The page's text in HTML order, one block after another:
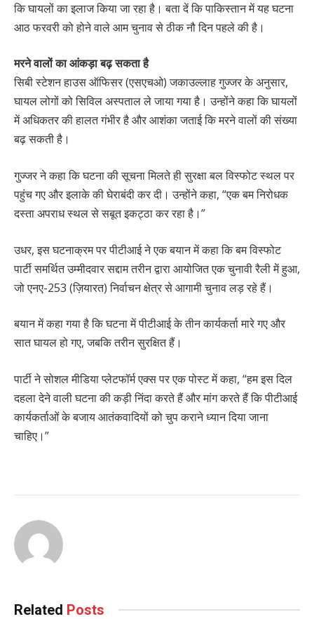
कि घायलों का इलाज किया जा रहा है। बता दें कि पाकिस्तान में यह घटना
आठ फरवरी को होने वाले आम चुनाव से ठीक नौ दिन पहले की है।
मरने वालों का आंकड़ा बढ़ सकता है
सिबी स्टेशन हाउस ऑफिसर (एसएचओ) जकाउल्लाह गुज्जर के अनुसार,
घायल लोगों को सिविल अस्पताल ले जाया गया है। उन्होंने कहा कि घायलों
में अधिकतर की हालत गंभीर है और आशंका जताई कि मरने वालों की संख्या
बढ़ सकती है।
गुज्जर ने कहा कि घटना की सूचना मिलते ही सुरक्षा बल विस्फोट स्थल पर
पहुंच गए और इलाके की घेराबंदी कर दी। उन्होंने कहा, “एक बम निरोधक
दस्ता अपराध स्थल से सबूत इकट्ठा कर रहा है।”
उधर, इस घटनाक्रम पर पीटीआई ने एक बयान में कहा कि बम विस्फोट
पार्टी समर्थित उम्मीदवार सद्दाम तरीन द्वारा आयोजित एक चुनावी रैली में हुआ,
जो एनए-253 (ज़ियारत) निर्वाचन क्षेत्र से आगामी चुनाव लड़ रहे हैं।
बयान में कहा गया है कि घटना में पीटीआई के तीन कार्यकर्ता मारे गए और
सात घायल हो गए, जबकि तरीन सुरक्षित हैं।
पार्टी ने सोशल मीडिया प्लेटफॉर्म एक्स पर एक पोस्ट में कहा, “हम इस दिल
दहला देने वाली घटना की कड़ी निंदा करते हैं और मांग करते हैं कि पीटीआई
कार्यकर्ताओं के बजाय आतंकवादियों को चुप कराने ध्यान दिया जाना
चाहिए।”
Related Posts